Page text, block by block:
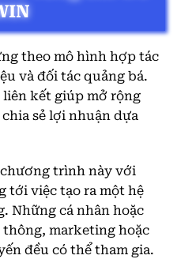
theo mô hình hợp tác
và đối tác quảng bá.
liên kết giúp mở rộng
sẻ lợi nhuận dựa
trình này với
tới việc tạo ra một hệ
Những cá nhân hoặc
marketing hoặc
đều có thể tham gia.